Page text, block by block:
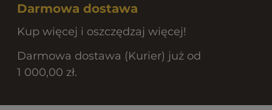
Darmowa dostawa
Kup więcej i oszczędzaj więcej!
Darmowa dostawa (Kurier) już od
1 000,00 zł.